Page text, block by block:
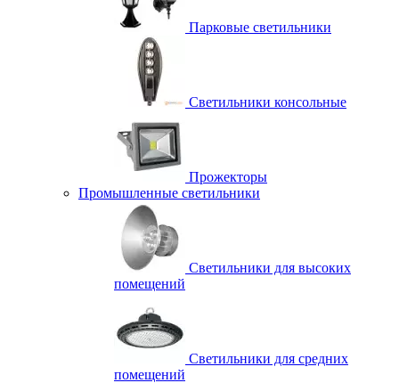
Парковые светильники
Светильники консольные
Прожекторы
Промышленные светильники
Светильники для высоких
помещений
Светильники для средних
помещений